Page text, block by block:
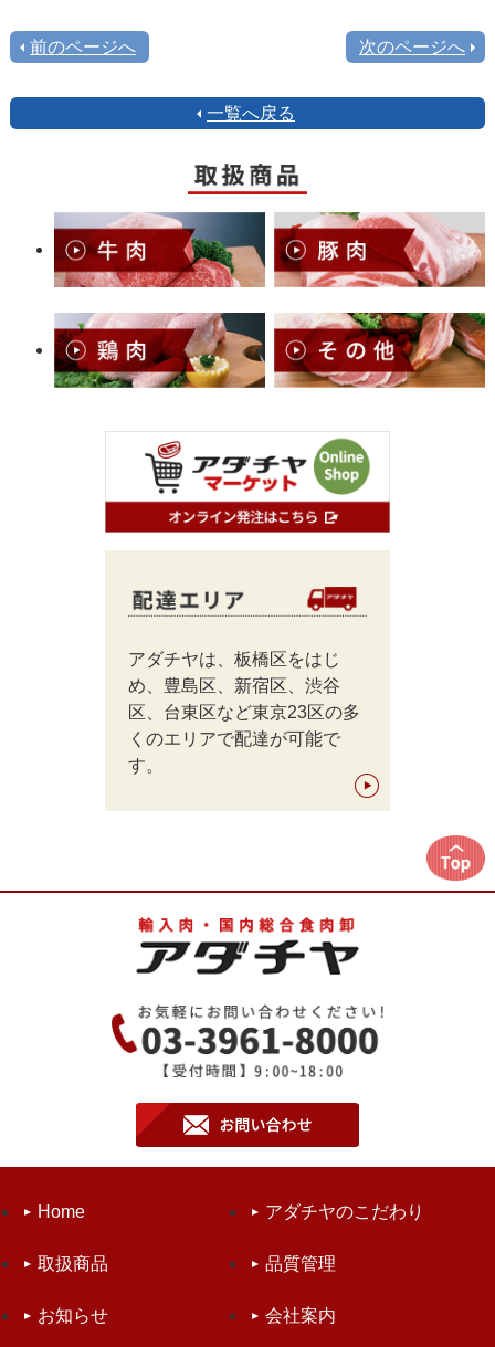
前のページへ 次のページへ
一覧へ戻る
アダチヤは、板橋区をはじ
め、豊島区、新宿区、渋谷
区、台東区など東京23区の多
くのエリアで配達が可能で
す。
Home アダチヤのこだわり
取扱商品 品質管理
お知らせ 会社案内